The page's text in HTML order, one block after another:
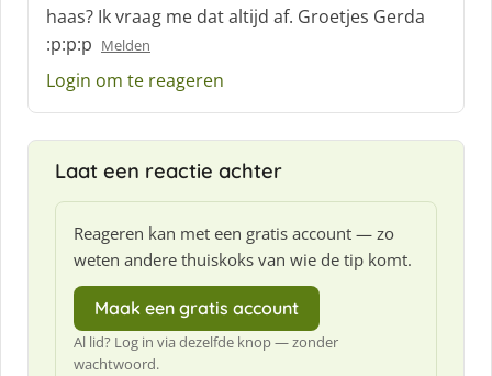
haas? Ik vraag me dat altijd af. Groetjes Gerda
:p:p:p Melden
Login om te reageren
Laat een reactie achter
Reageren kan met een gratis account — zo
weten andere thuiskoks van wie de tip komt.
Maak een gratis account
Al lid? Log in via dezelfde knop — zonder
wachtwoord.